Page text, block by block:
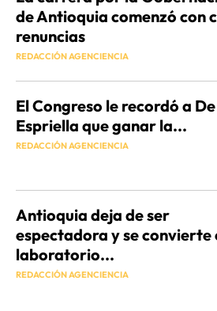
de Antioquia comenzó con
renuncias
REDACCIÓN AGENCIENCIA
El Congreso le recordó a
Espriella que ganar la...
REDACCIÓN AGENCIENCIA
Antioquia deja de ser
espectadora y se convierte
laboratorio...
REDACCIÓN AGENCIENCIA